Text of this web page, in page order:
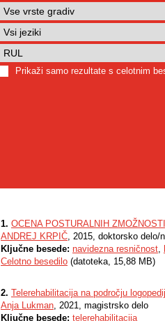
Prikaži samo rezultate s celotnim
1. OCENA POSTURALNIH
ANDREJ KRPIČ, 2015, doktorsko delo/
Ključne besede: navidezna resničnost,
Celotno besedilo (datoteka, 15,88 MB)
2. Telerehabilitacija na področju
Anja Lukman, 2021, magistrsko delo
Ključne besede: telerehabilitacija